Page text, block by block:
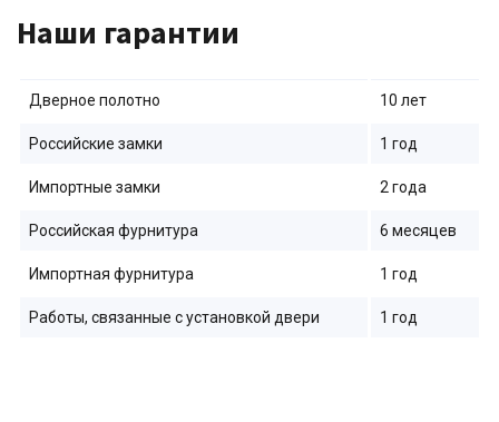
Наши гарантии
Дверное полотно 10 лет
Российские замки 1 год
Импортные замки 2 года
Российская фурнитура 6 месяцев
Импортная фурнитура 1 год
Работы, связанные с установкой двери 1 год